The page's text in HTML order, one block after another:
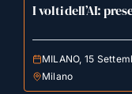
I volti dell’AI:
MILANO, 15
Milano